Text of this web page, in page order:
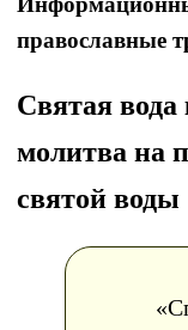
православные
Святая вода
молитва на
святой воды